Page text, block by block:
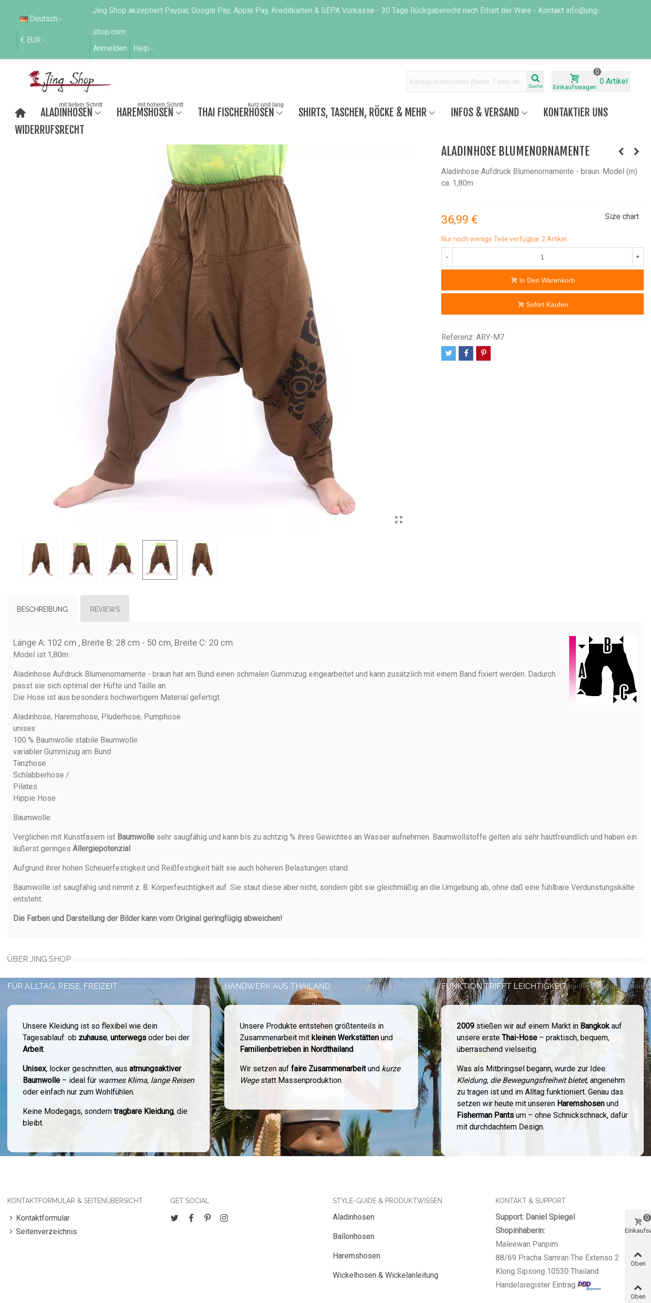
Deutsch
€ EUR
Jing Shop akzeptiert Paypal, Google Pay, Apple Pay, Kreditkarten & SEPA Vorkasse - 30 Tage Rückgaberecht nach Erhalt der Ware - Kontakt info@jing-
shop.com
Anmelden
Help
Suche Einkaufswagen
0
0 Artikel
ALADINHOSEN
mit tiefem Schritt
HAREMSHOSEN
mit hohem Schritt
THAI FISCHERHOSEN
kurz und lang
SHIRTS, TASCHEN, RÖCKE & MEHR INFOS & VERSAND
KONTAKTIER UNS
WIDERRUFSRECHT
ALADINHOSE BLUMENORNAMENTE
Aladinhose Aufdruck Blumenornamente - braun. Model (m)
ca. 1,80m
36,99 € Size chart
Nur noch wenige Teile verfügbar 2 Artikel
- +
In Den Warenkorb
Sofort Kaufen
Referenz: ARY-M7
BESCHREIBUNG REVIEWS
Länge A: 102 cm , Breite B: 28 cm - 50 cm, Breite C: 20 cm
Model ist 1,80m
Aladinhose Aufdruck Blumenornamente - braun hat am Bund einen schmalen Gummizug eingearbeitet und kann zusätzlich mit einem Band fixiert werden. Dadurch
passt sie sich optimal der Hüfte und Taille an.
Die Hose ist aus besonders hochwertigem Material gefertigt.
Aladinhose, Haremshose, Pluderhose, Pumphose
unisex
100 % Baumwolle stabile Baumwolle
variabler Gummizug am Bund
Tanzhose
Schlabberhose /
Pilates
Hippie Hose
Baumwolle:
Verglichen mit Kunstfasern ist Baumwolle sehr saugfähig und kann bis zu achtzig % ihres Gewichtes an Wasser aufnehmen. Baumwollstoffe gelten als sehr hautfreundlich und haben ein
äußerst geringes Allergiepotenzial.
Aufgrund ihrer hohen Scheuerfestigkeit und Reißfestigkeit hält sie auch höheren Belastungen stand.
Baumwolle ist saugfähig und nimmt z. B. Körperfeuchtigkeit auf. Sie staut diese aber nicht, sondern gibt sie gleichmäßig an die Umgebung ab, ohne daß eine fühlbare Verdunstungskälte
entsteht.
Die Farben und Darstellung der Bilder kann vom Original geringfügig abweichen!
ÜBER JING SHOP
FÜR ALLTAG, REISE, FREIZEIT
Unsere Kleidung ist so flexibel wie dein
Tagesablauf: ob zuhause, unterwegs oder bei der
Arbeit.
Unisex, locker geschnitten, aus atmungsaktiver
Baumwolle – ideal für warmes Klima, lange Reisen
oder einfach nur zum Wohlfühlen.
Keine Modegags, sondern tragbare Kleidung, die
bleibt.
HANDWERK AUS THAILAND
Unsere Produkte entstehen größtenteils in
Zusammenarbeit mit kleinen Werkstättenund
Familienbetrieben in Nordthailand.
Wir setzen auf faire Zusammenarbeitund kurze
Wegestatt Massenproduktion.
FUNKTION TRIFFT LEICHTIGKEIT
2009stießen wir auf einem Markt in Bangkokauf
unsere erste Thai-Hose– praktisch, bequem,
überraschend vielseitig.
Was als Mitbringsel begann, wurde zur Idee:
Kleidung, die Bewegungsfreiheit bietet, angenehm
zu tragen ist und im Alltag funktioniert. Genau das
setzen wir heute mit unseren Haremshosenund
Fisherman Pantsum – ohne Schnickschnack, dafür
mit durchdachtem Design.
KONTAKTFORMULAR & SEITENÜBERSICHT
Kontaktformular
Seitenverzeichnis
GET SOCIAL STYLE-GUIDE & PRODUKTWISSEN
Aladinhosen
Ballonhosen
Haremshosen
Wickelhosen & Wickelanleitung
KONTAKT & SUPPORT
Support: Daniel Spiegel
Shopinhaberin:
Maleewan Panpim
88/69 Pracha Samran The Extenso 2
Klong Sipsong 10530 Thailand
Handelsregister Eintrag
0
Oben
Oben